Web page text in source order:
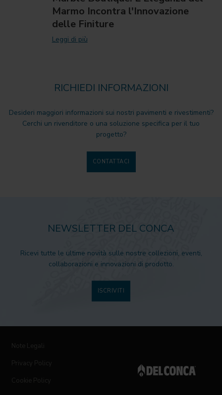
Marmo Incontra l'Innovazione
delle Finiture
Leggi di più
RICHIEDI INFORMAZIONI
Desideri maggiori informazioni sui nostri pavimenti e rivestimenti?
Cerchi un rivenditore o una soluzione specifica per il tuo
progetto?
CONTATTACI
NEWSLETTER DEL CONCA
Ricevi tutte le ultime novità sulle nostre collezioni, eventi,
collaborazioni e innovazioni di prodotto.
ISCRIVITI
Note Legali
Privacy Policy
Cookie Policy